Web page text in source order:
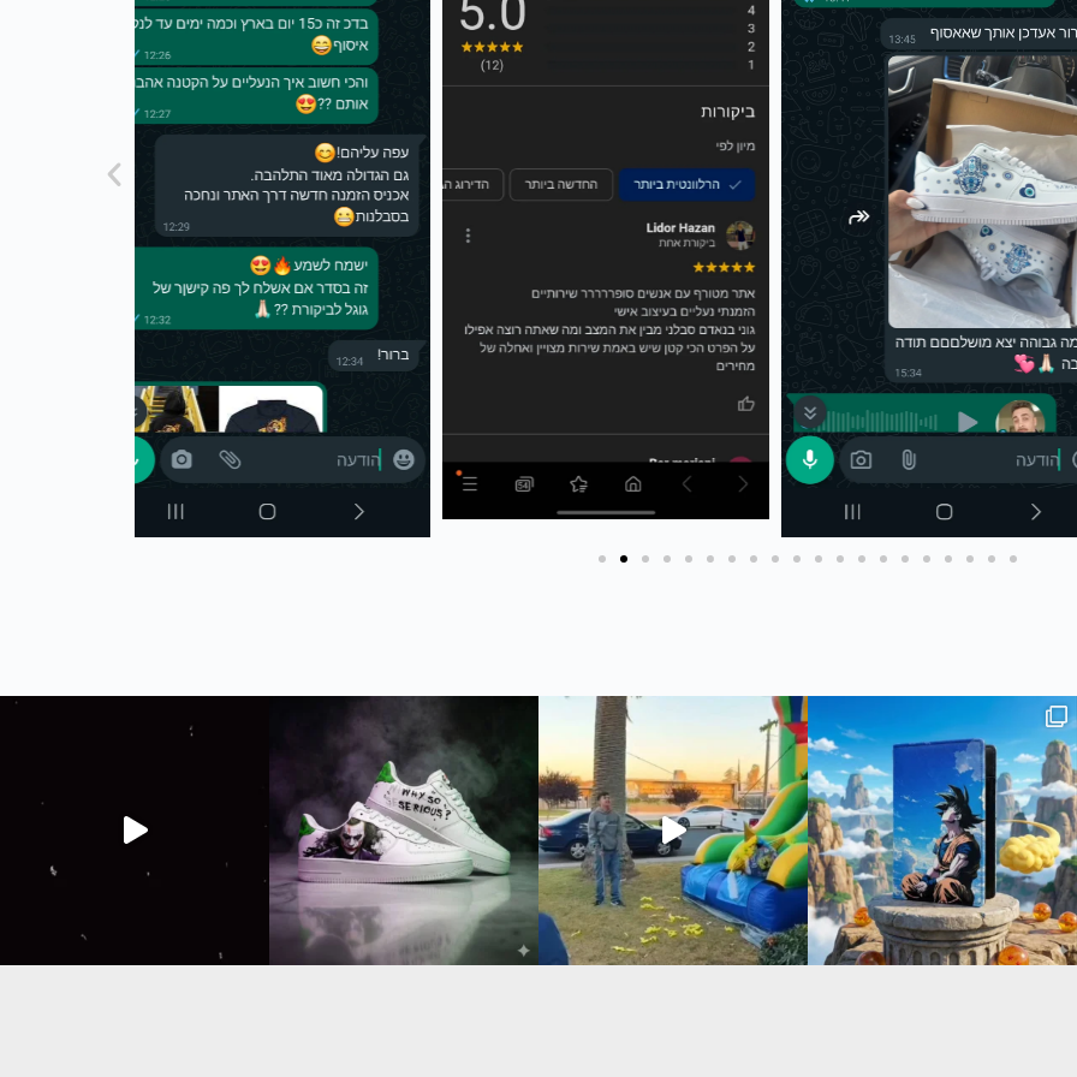
- כיסוי ארנק לדרכונים ✈️ #כיסויי The joker🔥
The joker new sneakers 🔥 #joker #עיצובאישי #מאר